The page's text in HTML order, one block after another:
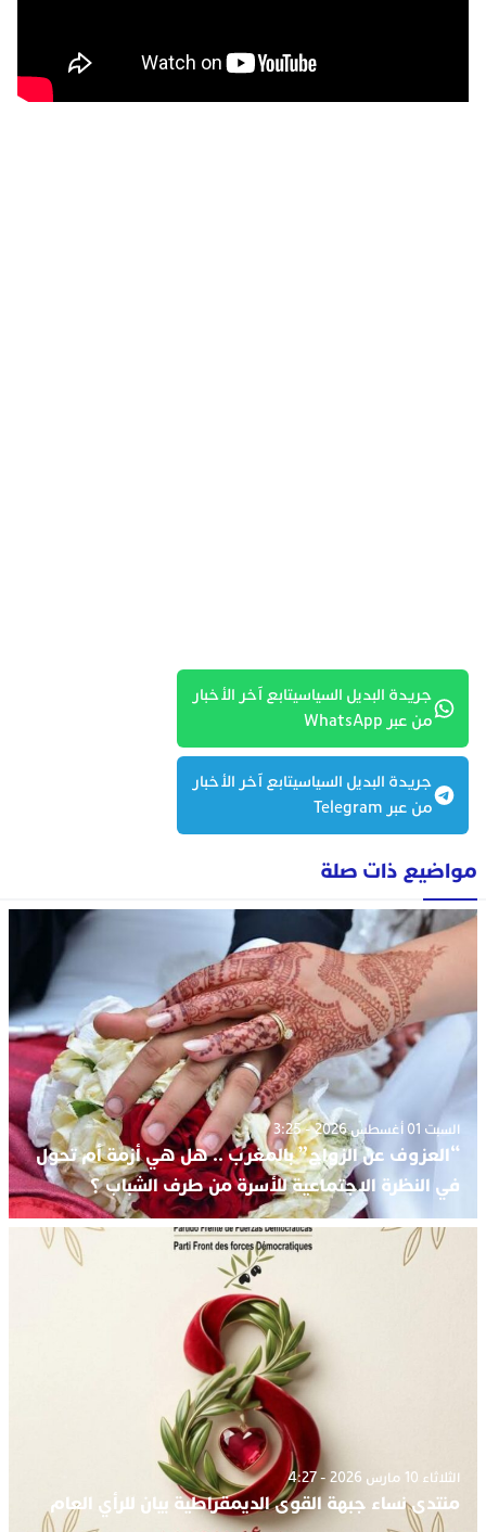
جريدة البديل السياسيتابع آخر الأخبار
من عبر WhatsApp
جريدة البديل السياسيتابع آخر الأخبار
من عبر Telegram
مواضيع ذات صلة
السبت 01 أغسطس 2026 - 3:25
“العزوف عن الزواج” بالمغرب .. هل هي أزمة أم تحول
في النظرة الاجتماعية للأسرة من طرف الشباب ؟
الثلاثاء 10 مارس 2026 - 4:27
منتدى نساء جبهة القوى الديمقراطية بيان للرأي العام